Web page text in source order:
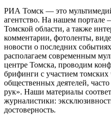
РИА Томск — это
агентство. На нашем портале
Томской области, а также
комментарии, фотоленты,
новости о последних
располагаем современным
центре Томска, проводим
брифинги с участием
общественных деятелей,
рук». Наши материалы
журналистики:
достоверность.